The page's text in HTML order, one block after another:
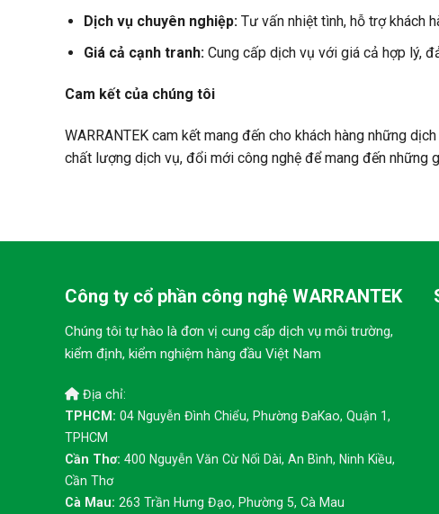
Dịch vụ chuyên nghiệp:Tư vấn nhiệt tình, hỗ trợ khách
Giá cả cạnh tranh:Cung cấp dịch vụ với giá cả hợp lý,
Cam kết của chúng tôi
WARRANTEK cam kết mang đến cho khách hàng những
chất lượng dịch vụ, đổi mới công nghệ để mang đến những
Công ty cổ phần công nghệ WARRANTEK
Chúng tôi tự hào là đơn vị cung cấp dịch vụ môi trường,
kiểm định, kiểm nghiệm hàng đầu Việt Nam
Địa chỉ:
TPHCM: 04 Nguyễn Đình Chiểu, Phường ĐaKao, Quận 1,
TPHCM
Cần Thơ: 400 Nguyễn Văn Cừ Nối Dài, An Bình, Ninh Kiều,
Cần Thơ
Cà Mau: 263 Trần Hưng Đạo, Phường 5, Cà Mau